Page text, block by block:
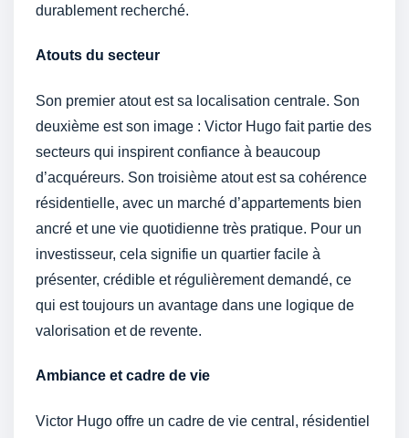
durablement recherché.
Atouts du secteur
Son premier atout est sa localisation centrale. Son
deuxième est son image : Victor Hugo fait partie des
secteurs qui inspirent confiance à beaucoup
d’acquéreurs. Son troisième atout est sa cohérence
résidentielle, avec un marché d’appartements bien
ancré et une vie quotidienne très pratique. Pour un
investisseur, cela signifie un quartier facile à
présenter, crédible et régulièrement demandé, ce
qui est toujours un avantage dans une logique de
valorisation et de revente.
Ambiance et cadre de vie
Victor Hugo offre un cadre de vie central, résidentiel